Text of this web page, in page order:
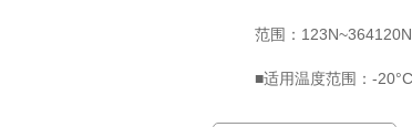
范围：
■适用温度范围：-